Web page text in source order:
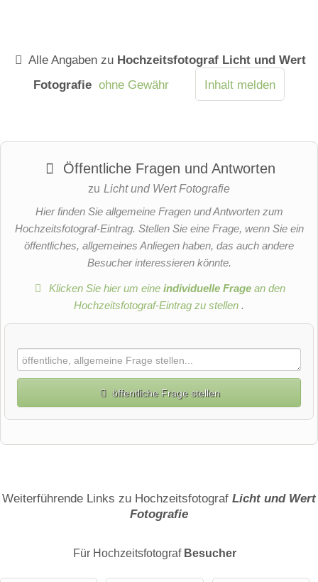
Alle Angaben zu Hochzeitsfotograf Licht und Wert
Fotografie ohne Gewähr Inhalt melden
Öffentliche Fragen und Antworten
zu Licht und Wert Fotografie
Hier finden Sie allgemeine Fragen und Antworten zum
Hochzeitsfotograf-Eintrag. Stellen Sie eine Frage, wenn Sie ein
öffentliches, allgemeines Anliegen haben, das auch andere
Besucher interessieren könnte.
Klicken Sie hier um eineindividuelle Frage an den
Hochzeitsfotograf-Eintrag zu stellen .
öffentliche Frage stellen
E-Mail-Adresse (wird nicht veröffentlicht)
Weiterführende Links zu Hochzeitsfotograf Licht und Wert
Fotografie
Für Hochzeitsfotograf Besucher